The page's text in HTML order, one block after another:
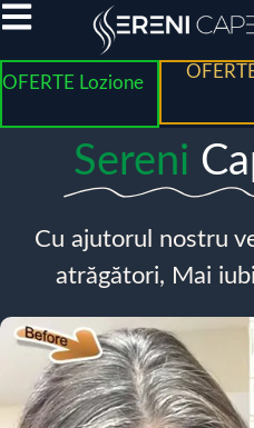
OFERTE Lozione
Sereni
Cu ajutorul nostru
atrăgători, Mai